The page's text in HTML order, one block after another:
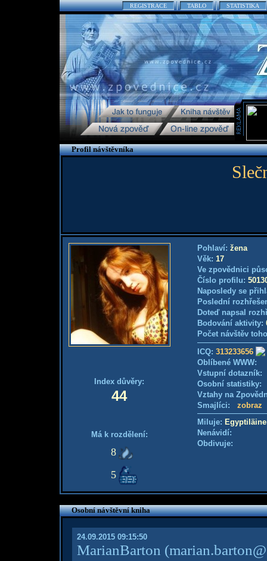
REGISTRACE TABLO STATISTIKA
Profil návštěvníka
Index důvěry:
44
Má k rozdělení:
8
5
Pohlaví: žena
Věk: 17
Ve zpovědnici
Číslo profilu:
Naposledy se
Poslední
Doteď napsal
Bodování aktivity:
Počet návštěv
ICQ: 313233656
Oblíbené WWW:
Vstupní
Osobní
Vztahy na
Smajlíci: zobraz
Miluje:
Nenávidí:
Obdivuje:
Osobní návštěvní kniha
24.09.2015 09:15:50
MarianBarton